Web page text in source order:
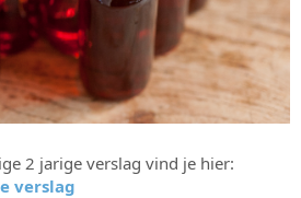
2 jarige verslag vind je hier:
verslag